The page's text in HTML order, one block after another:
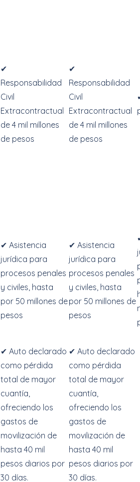
✔
Responsabilidad
Civil
Extracontractual
de 4 mil millones
de pesos
✔
Responsabilidad
Civil
Extracontractual
de 4 mil millones
de pesos
✔ Asistencia
jurídica para
procesos penales
y civiles, hasta
por 50 millones de
pesos
✔ Asistencia
jurídica para
procesos penales
y civiles, hasta
por 50 millones de
pesos
✔ Auto declarado
como pérdida
total de mayor
cuantía,
ofreciendo los
gastos de
movilización de
hasta 40 mil
pesos diarios por
30 días.
✔ Auto declarado
como pérdida
total de mayor
cuantía,
ofreciendo los
gastos de
movilización de
hasta 40 mil
pesos diarios por
30 días.